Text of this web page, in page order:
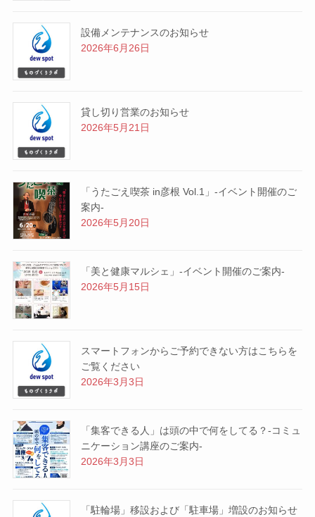
設備メンテナンスのお知らせ
2026年6月26日
貸し切り営業のお知らせ
2026年5月21日
「うたごえ喫茶 in彦根 Vol.1」-イベント開催のご
案内-
2026年5月20日
「美と健康マルシェ」-イベント開催のご案内-
2026年5月15日
スマートフォンからご予約できない方はこちらを
ご覧ください
2026年3月3日
「集客できる人」は頭の中で何をしてる？-コミュ
ニケーション講座のご案内-
2026年3月3日
「駐輪場」移設および「駐車場」増設のお知らせ